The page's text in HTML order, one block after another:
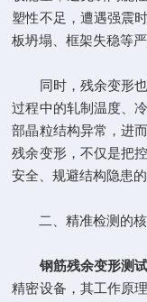
塑性不足，遭遇强震
板坍塌、框架失稳等严
同时，残余变形也
过程中的轧制温度、
部晶粒结构异常，进
残余变形，不仅是把
安全、规避结构隐患的
二、精准检测的核
钢筋残余变形测
精密设备，其工作原